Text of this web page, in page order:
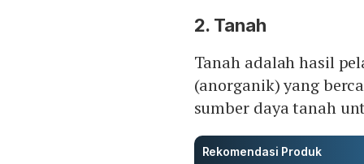
2. Tanah
Tanah adalah hasil
(anorganik) yang
sumber daya tanah
Rekomendasi Produk